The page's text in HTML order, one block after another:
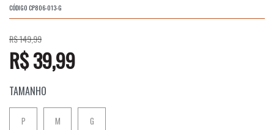
CÓDIGO CP806-013-G
R$ 149,99
R$ 39,99
TAMANHO
P M G